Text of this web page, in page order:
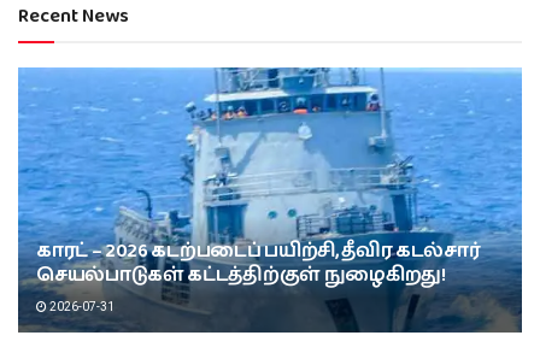
Recent News
காரட் – 2026 கடற்படைப் பயிற்சி, தீவிர கடல்சார்
செயல்பாடுகள் கட்டத்திற்குள் நுழைகிறது!
2026-07-31